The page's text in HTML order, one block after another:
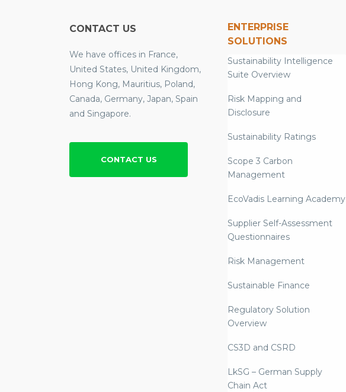
CONTACT US
We have offices in France,
United States, United Kingdom,
Hong Kong, Mauritius, Poland,
Canada, Germany, Japan, Spain
and Singapore.
CONTACT US
ENTERPRISE
SOLUTIONS
Sustainability Intelligence
Suite Overview
Risk Mapping and
Disclosure
Sustainability Ratings
Scope 3 Carbon
Management
EcoVadis Learning Academy
Supplier Self-Assessment
Questionnaires
Risk Management
Sustainable Finance
Regulatory Solution
Overview
CS3D and CSRD
LkSG – German Supply
Chain Act